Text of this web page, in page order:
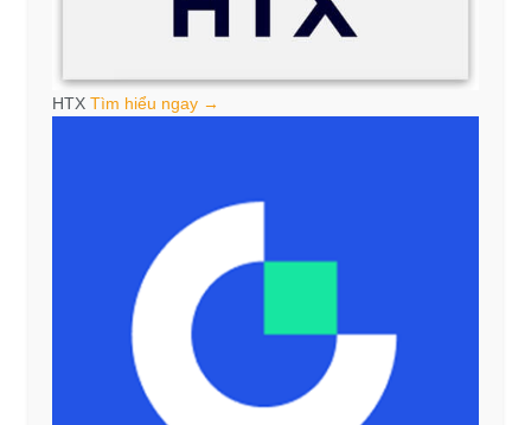
HTX Tìm hiểu ngay →